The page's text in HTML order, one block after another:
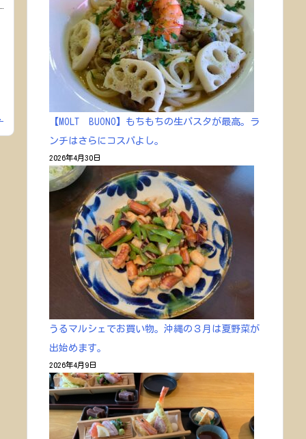
【MOLT BUONO】もちもちの生パスタが最高。ラ
ンチはさらにコスパよし。
2026年4月30日
うるマルシェでお買い物。沖縄の３月は夏野菜が
出始めます。
2026年4月9日